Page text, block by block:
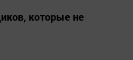
которые не